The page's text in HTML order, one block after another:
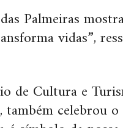
Palmeiras
vidas”,
de Cultura e
também celebrou